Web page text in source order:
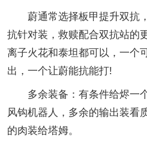
蔚通常选择板甲提升双抗
抗针对装，救赎配合双抗站的
离子火花和泰坦都可以，一个
出，一个让蔚能抗能打!
多余装备：有条件给烬一
风钩机器人，多余的输出装看
的肉装给塔姆。